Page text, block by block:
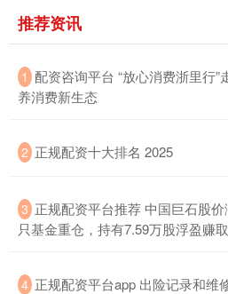
推荐资讯
1 配资咨询平台 “放心消费浙里行
养消费新生态
2 ​正规配资十大排名 2025
3 正规配资平台推荐 中国巨石股
只基金重仓，持有7.59万股浮盈赚
4 正规配资平台app 出险记录和维